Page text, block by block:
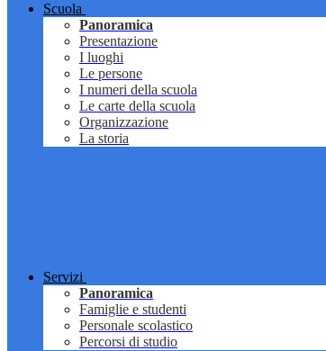
Scuola
Panoramica
Presentazione
I luoghi
Le persone
I numeri della scuola
Le carte della scuola
Organizzazione
La storia
Servizi
Panoramica
Famiglie e studenti
Personale scolastico
Percorsi di studio